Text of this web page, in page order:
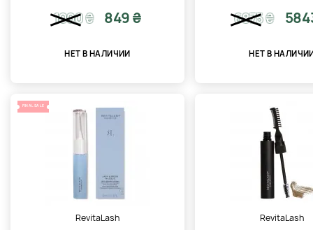
1000₴ 849 ₴
НЕТ В НАЛИЧИИ
6875₴
НЕТ В
FINAL SALE
RevitaLash RevitaLash